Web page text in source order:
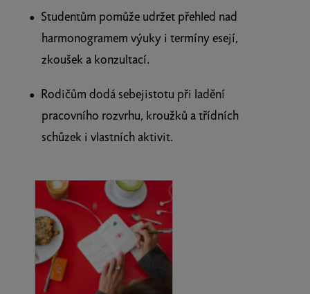
Studentům pomůže udržet přehled nad
harmonogramem výuky i termíny esejí,
zkoušek a konzultací.
Rodičům dodá sebejistotu při ladění
pracovního rozvrhu, kroužků a třídních
schůzek i vlastních aktivit.